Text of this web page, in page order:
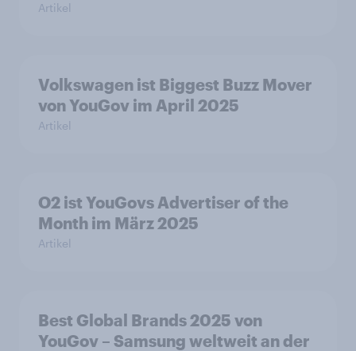
Artikel
Volkswagen ist Biggest Buzz Mover
von YouGov im April 2025
Artikel
O2 ist YouGovs Advertiser of the
Month im März 2025
Artikel
Best Global Brands 2025 von
YouGov – Samsung weltweit an der